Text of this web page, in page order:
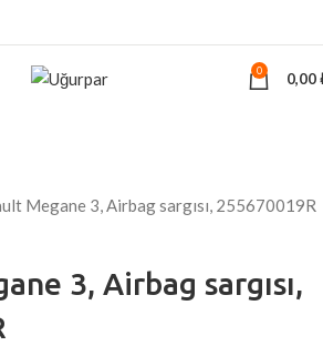
0 0,00
Megane 3, Airbag sargısı, 255670019R
3, Airbag sargısı,